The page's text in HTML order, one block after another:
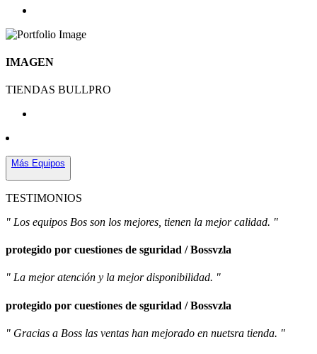
IMAGEN
TIENDAS BULLPRO
Más Equipos
TESTIMONIOS
" Los equipos Bos son los mejores, tienen la mejor calidad. "
protegido por cuestiones de sguridad / Bossvzla
" La mejor atención y la mejor disponibilidad. "
protegido por cuestiones de sguridad / Bossvzla
" Gracias a Boss las ventas han mejorado en nuetsra tienda. "